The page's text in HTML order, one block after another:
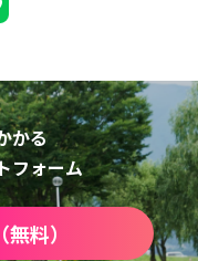
かる
フォーム
料）